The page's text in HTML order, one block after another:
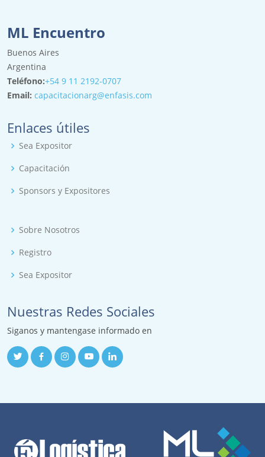
ML Encuentro
Buenos Aires
Argentina
Teléfono:+54 9 11 2192-0707
Email: capacitacionarg@enfasis.com
Enlaces útiles
Sea Expositor
Capacitación
Sponsors y Expositores
Sobre Nosotros
Registro
Sea Expositor
Nuestras Redes Sociales
Siganos y mantengase informado en